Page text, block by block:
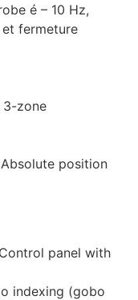
é – 10 Hz,
fermeture
3-zone
position
panel with
indexing (gobo